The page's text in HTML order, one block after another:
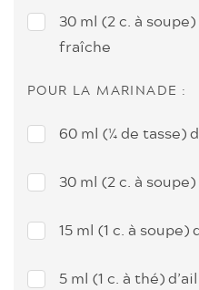
30 ml (2 c. à
fraîche
POUR LA MARINADE :
60 ml (¼ de tasse)
30 ml (2 c. à
15 ml (1 c. à
5 ml (1 c. à thé)